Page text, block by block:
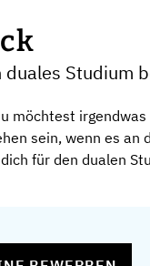
duales Studium
möchtest
sein, wenn es an
für den dualen